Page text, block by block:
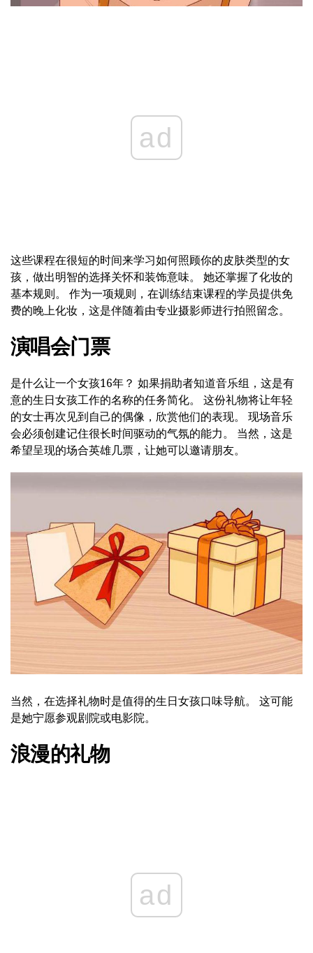
ad
这些课程在很短的时间来学习如何照顾你的皮肤类型的女
孩，做出明智的选择关怀和装饰意味。 她还掌握了化妆的
基本规则。 作为一项规则，在训练结束课程的学员提供免
费的晚上化妆，这是伴随着由专业摄影师进行拍照留念。
演唱会门票
是什么让一个女孩16年？ 如果捐助者知道音乐组，这是有
意的生日女孩工作的名称的任务简化。 这份礼物将让年轻
的女士再次见到自己的偶像，欣赏他们的表现。 现场音乐
会必须创建记住很长时间驱动的气氛的能力。 当然，这是
希望呈现的场合英雄几票，让她可以邀请朋友。
当然，在选择礼物时是值得的生日女孩口味导航。 这可能
是她宁愿参观剧院或电影院。
浪漫的礼物
ad